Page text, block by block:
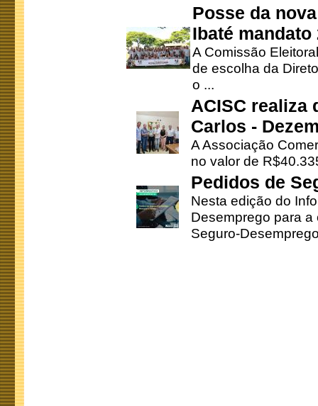
Posse da
Ibaté mandato
A Comissão
de escolha da
o ...
ACISC realiza
Carlos -
A Associação
no valor de
Pedidos de
Nesta edição do
Desemprego para
Seguro-